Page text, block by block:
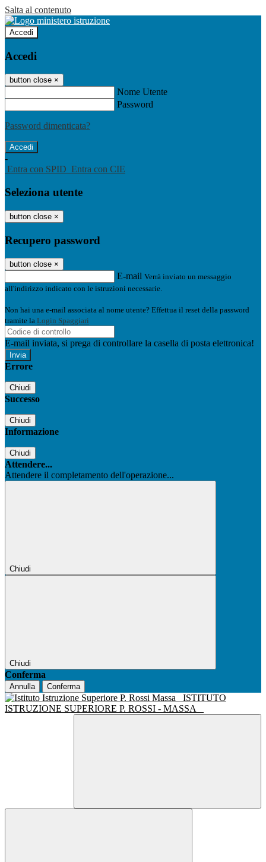
Salta al contenuto
Accedi
Accedi
button close ×
Nome Utente
Password
Password dimenticata?
-
Entra con SPID Entra con CIE
Seleziona utente
button close ×
Recupero password
button close ×
E-mail Verrà inviato un messaggio
all'indirizzo indicato con le istruzioni necessarie.
Non hai una e-mail associata al nome utente? Effettua il reset della password
tramite la Login Spaggiari
E-mail inviata, si prega di controllare la casella di posta elettronica!
Errore
Chiudi
Successo
Chiudi
Informazione
Chiudi
Attendere...
Attendere il completamento dell'operazione...
Chiudi
Chiudi
Conferma
Annulla Conferma
ISTITUTO
ISTRUZIONE SUPERIORE P. ROSSI - MASSA